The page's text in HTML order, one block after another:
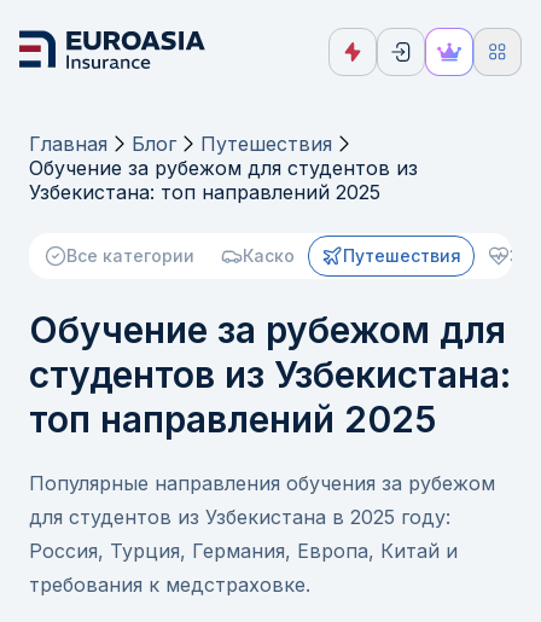
Главная Блог
Путешествия
Обучение за рубежом для студентов из
Узбекистана: топ направлений 2025
Все категории Каско Путешествия
Обучение за рубежом для
студентов из Узбекистана:
топ направлений 2025
Популярные направления обучения за рубежом
для студентов из Узбекистана в 2025 году:
Россия, Турция, Германия, Европа, Китай и
требования к медстраховке.